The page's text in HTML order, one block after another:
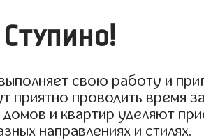
Ступино!
свою работу и
проводить время
и квартир уделяют
направлениях и стилях.